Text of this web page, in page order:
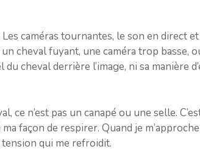
caméras tournantes, le son en direct
cheval fuyant, une caméra trop basse,
cheval derrière l’image, ni sa manière
ce n’est pas un canapé ou une selle.
façon de respirer. Quand je
tension qui me refroidit.